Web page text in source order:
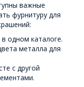
важные
фурнитуру для
одном каталоге.
металла для
с другой